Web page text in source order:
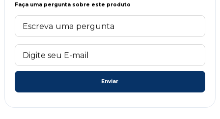
Faça uma pergunta sobre este produto
Enviar